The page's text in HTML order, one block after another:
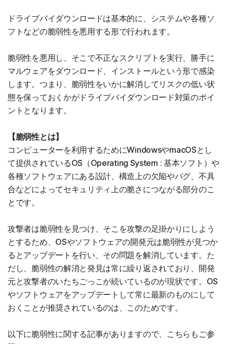
ドライブバイダウンロードは基本的に、システムや各種ソ
フトなどの脆弱性を悪用する形で行われます。
脆弱性を悪用し、そこで不正なスクリプトを実行、勝手に
マルウェアをダウンロード、インストールという形で感染
します。つまり、脆弱性をいかに解消してリスクの低い状
態を保っておくかがドライブバイダウンロード対策のポイ
ントとなります。
【脆弱性とは】
コンピューターを利用するためにWindowsやmacOSとし
て提供されているOS（Operating System : 基本ソフト）や
各種ソフトウェアにある設計、構造上の欠陥やバグ、不具
合などによってセキュリティ上の脆さにつながる部分のこ
とです。
攻撃者は脆弱性を見つけ、そこを攻撃の足掛かりにしよう
とするため、OSやソフトウェアの開発元は脆弱性が見つか
るとアップデートを行い、その問題を解消しています。た
だし、脆弱性の解消と発見は常に繰り返されており、開発
元と攻撃者のいたちごっこが続いているのが現状です。OS
やソフトウェアをアップデートして常に最新のものにして
おくことが推奨されているのは、このためです。
以下に脆弱性に関する記事がありますので、こちらもご参